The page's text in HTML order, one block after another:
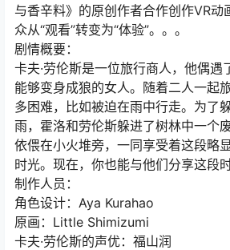
与香辛料》的原创作者合作创作VR动
众从“观看”转变为“体验”。。。
剧情概要：
卡夫·劳伦斯是一位旅行商人，他偶遇
能够变身成狼的女人。随着二人一起
多困难，比如被迫在雨中行走。为了
雨，霍洛和劳伦斯躲进了树林中一个
依偎在小火堆旁，一同享受着这段略
时光。现在，你也能与他们分享这段时
制作人员：
角色设计：Aya Kurahao
原画：Little Shimizumi
卡夫·劳伦斯的声优：福山润